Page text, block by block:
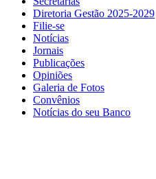
Diretoria Gestão 2025-2029
Filie-se
Notícias
Jornais
Publicações
Opiniões
Galeria de Fotos
Convênios
Notícias do seu Banco